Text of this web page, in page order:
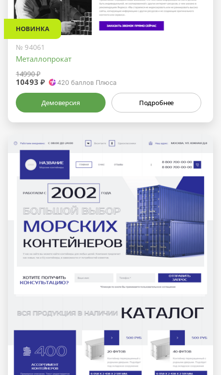
НОВИНКА
№ 94061
Металлопрокат
14990 ₽
10493 ₽ 420 баллов Плюса
Демоверсия Подробнее